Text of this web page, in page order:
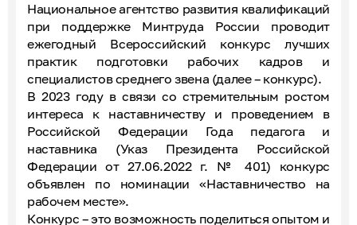
Национальное агентство развития квалификаций
при поддержке Минтруда России проводит
ежегодный Всероссийский конкурс лучших
практик подготовки рабочих кадров и
специалистов среднего звена (далее – конкурс).
В 2023 году в связи со стремительным ростом
интереса к наставничеству и проведением в
Российской Федерации Года педагога и
наставника (Указ Президента Российской
Федерации от 27.06.2022 г. № 401) конкурс
объявлен по номинации «Наставничество на
рабочем месте».
Конкурс – это возможность поделиться опытом и